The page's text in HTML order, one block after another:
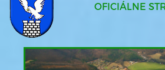
OFICIÁLNE